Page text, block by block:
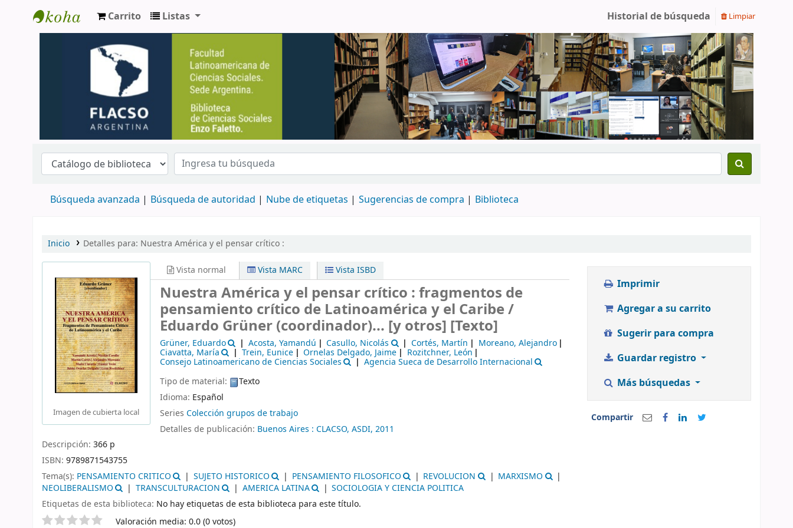
Biblioteca de Ciencias Sociales Enzo Faletto
Carrito Listas Historial de búsqueda Limpiar
Búsqueda avanzada Búsqueda de autoridad Nube de etiquetas Sugerencias de compra Biblioteca
Inicio Detalles para: Nuestra América y el pensar crítico :
Imagen de cubierta local
Vista normal Vista MARC Vista ISBD
Nuestra América y el pensar crítico : fragmentos de
pensamiento crítico de Latinoamérica y el Caribe /
Eduardo Grüner (coordinador)... [y otros] [Texto]
Grüner, Eduardo Acosta, Yamandú Casullo, Nicolás Cortés, Martín Moreano, Alejandro
Ciavatta, María Trein, Eunice Ornelas Delgado, Jaime Rozitchner, León
Consejo Latinoamericano de Ciencias Sociales
Agencia Sueca de Desarrollo Internacional
Tipo de material:
Texto
Idioma: Español
Series Colección grupos de trabajo
Detalles de publicación: Buenos Aires : CLACSO, ASDI, 2011
Descripción: 366 p
ISBN: 9789871543755
Tema(s): PENSAMIENTO CRITICO SUJETO HISTORICO PENSAMIENTO FILOSOFICO REVOLUCION
MARXISMO
NEOLIBERALISMO
TRANSCULTURACION AMERICA LATINA
SOCIOLOGIA Y CIENCIA POLITICA
Etiquetas de esta biblioteca: No hay etiquetas de esta biblioteca para este título.
Valoración Valoración media: 0.0 (0 votos)
Imprimir
Agregar a su carrito
Sugerir para compra
Guardar registro
Más búsquedas
Compartir